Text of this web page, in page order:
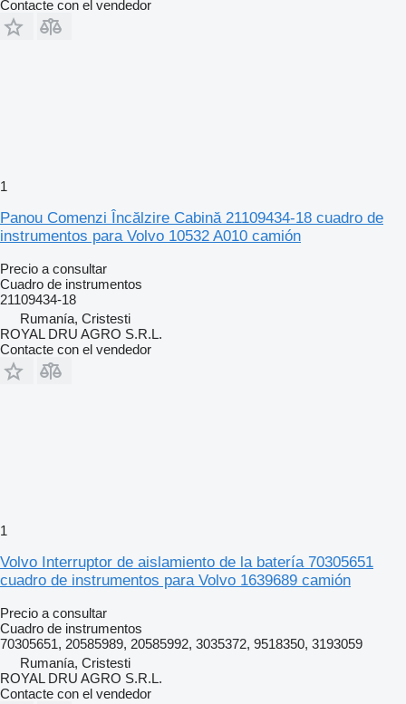
Contacte con el vendedor
1
Panou Comenzi Încălzire Cabină 21109434-18 cuadro de
instrumentos para Volvo 10532 A010 camión
Precio a consultar
Cuadro de instrumentos
21109434-18
Rumanía, Cristesti
ROYAL DRU AGRO S.R.L.
Contacte con el vendedor
1
Volvo Interruptor de aislamiento de la batería 70305651
cuadro de instrumentos para Volvo 1639689 camión
Precio a consultar
Cuadro de instrumentos
70305651, 20585989, 20585992, 3035372, 9518350, 3193059
Rumanía, Cristesti
ROYAL DRU AGRO S.R.L.
Contacte con el vendedor